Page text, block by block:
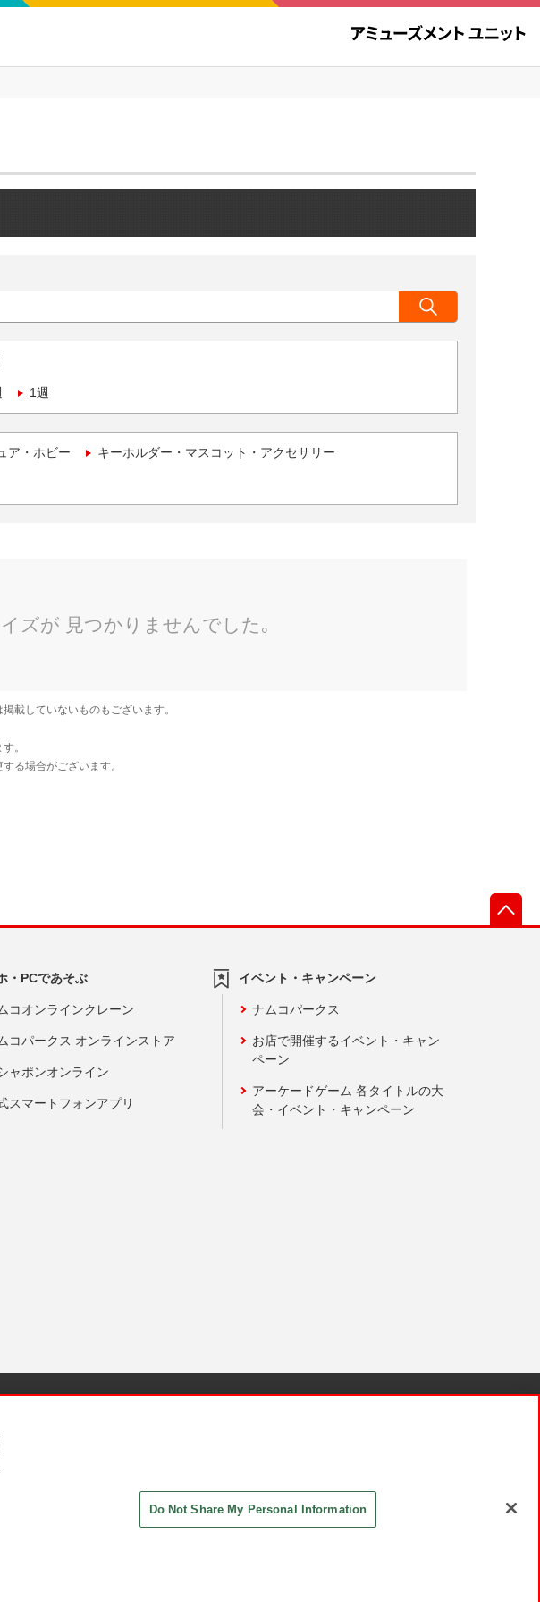
1週
ア・ホビー キーホルダー・マスコット・アクセサリー
・PCであそぶ
コオンラインクレーン
コパークス オンラインストア
ャポンオンライン
スマートフォンアプリ
イベント・キャンペーン
ナムコパークス
お店で開催するイベント・キャン
ペーン
アーケードゲーム 各タイトルの大
会・イベント・キャンペーン
Do Not Share My Personal Information